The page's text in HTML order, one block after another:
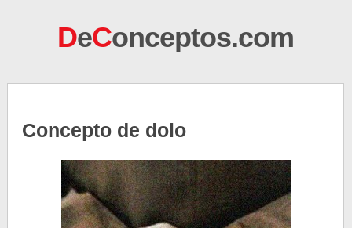
DeConceptos.com
Concepto de dolo